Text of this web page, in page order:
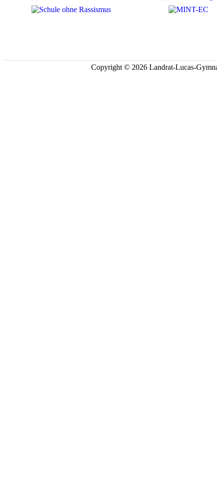
Copyright © 2026 Landrat-Lucas-